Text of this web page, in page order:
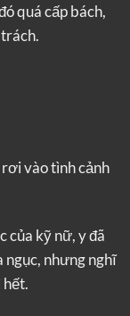
quá cấp bách,
vào tình cảnh
của kỹ nữ, y đã
ngục, nhưng nghĩ
hết.